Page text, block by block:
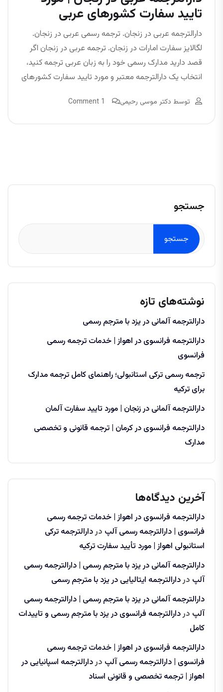
تایید سفارت کشورهای عربی
دارالترجمه عربی در زنجان. ترجمه رسمی عربی در زنجان.
لگالایز سفارت امارات در زنجان. ترجمه عربی در زنجان اگر
قصد دارید مدارک رسمی خود را به زبان عربی ترجمه کنید،
انتخاب یک دارالترجمه معتبر و مورد تایید سفارت کشورهای
توسط دکتر موسی رحیمی 1 Comment
جستجو
جستجو
نوشته‌های تازه
دارالترجمه آلمانی در یزد با مترجم رسمی
دارالترجمه فرانسوی در اهواز | خدمات ترجمه رسمی
فرانسوی
ترجمه رسمی ترکی استانبولی؛ راهنمای کامل ترجمه مدارک
برای ترکیه
دارالترجمه آلمانی در زنجان | مورد تایید سفارت آلمان
دارالترجمه فرانسوی در کرمان | ترجمه قانونی و تخصصی
مدارک
آخرین دیدگاه‌ها
دارالترجمه فرانسوی در اهواز | خدمات ترجمه رسمی
فرانسوی | دارالترجمه رسمی آلپ دردارالترجمه ترکی
استانبولی اهواز | مورد تأیید سفارت ترکیه
دارالترجمه آلمانی در یزد با مترجم رسمی | دارالترجمه رسمی
آلپ دردارالترجمه ایتالیایی در یزد با مترجم رسمی
دارالترجمه آلمانی در یزد با مترجم رسمی | دارالترجمه رسمی
آلپ دردارالترجمه فرانسوی در یزد با مترجم رسمی و تاییدات
کامل
دارالترجمه فرانسوی در اهواز | خدمات ترجمه رسمی
فرانسوی | دارالترجمه رسمی آلپ دردارالترجمه اسپانیایی در
اهواز | ترجمه تخصصی و قانونی اسناد